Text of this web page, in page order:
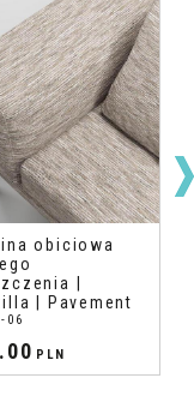
obiciowa
|
| Pavement
06
PLN